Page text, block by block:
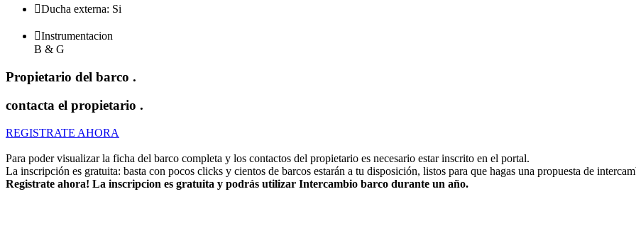
Ducha externa: Si
Instrumentacion
B & G
Propietario del barco .
contacta el propietario .
REGISTRATE AHORA
Para poder visualizar la ficha del barco completa y los contactos del propietario es necesario estar inscrito en el portal.
La inscripción es gratuita: basta con pocos clicks y cientos de barcos estarán a tu disposición, listos para que hagas una propuesta de
Registrate ahora! La inscripcion es gratuita y podrás utilizar Intercambio barco durante un año.